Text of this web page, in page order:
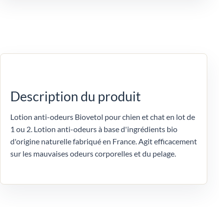
Description du produit
Lotion anti-odeurs Biovetol pour chien et chat en lot de
1 ou 2. Lotion anti-odeurs à base d'ingrédients bio
d'origine naturelle fabriqué en France. Agit efficacement
sur les mauvaises odeurs corporelles et du pelage.